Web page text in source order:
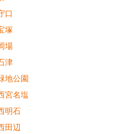
口
塚
場
津
地公園
宮名塩
明石
田辺